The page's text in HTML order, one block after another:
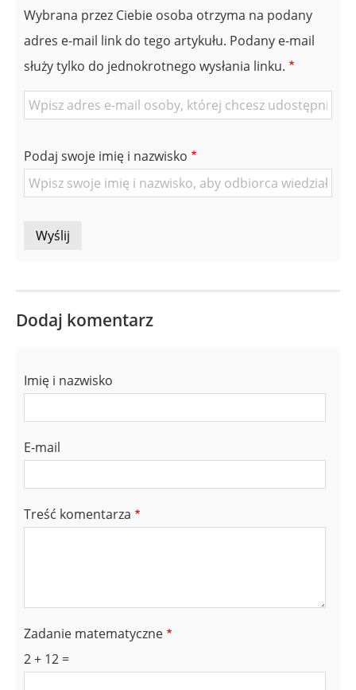
Wybrana przez Ciebie osoba otrzyma na podany
adres e-mail link do tego artykułu. Podany e-mail
służy tylko do jednokrotnego wysłania linku.
E-
znajomej
Osoby
Podaj swoje imię i nazwisko
Dodaj komentarz
Imię i nazwisko
E-mail
Treść komentarza
Zadanie matematyczne
2 + 12 =